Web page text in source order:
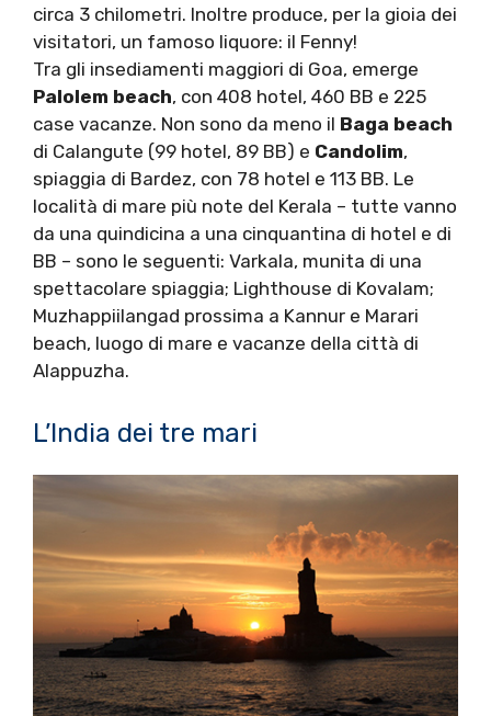
circa 3 chilometri. Inoltre produce, per la gioia dei
visitatori, un famoso liquore: il Fenny!
Tra gli insediamenti maggiori di Goa, emerge
Palolem beach, con 408 hotel, 460 BB e 225
case vacanze. Non sono da meno il Baga beach
di Calangute (99 hotel, 89 BB) e Candolim,
spiaggia di Bardez, con 78 hotel e 113 BB. Le
località di mare più note del Kerala – tutte vanno
da una quindicina a una cinquantina di hotel e di
BB – sono le seguenti: Varkala, munita di una
spettacolare spiaggia; Lighthouse di Kovalam;
Muzhappiilangad prossima a Kannur e Marari
beach, luogo di mare e vacanze della città di
Alappuzha.
L’India dei tre mari